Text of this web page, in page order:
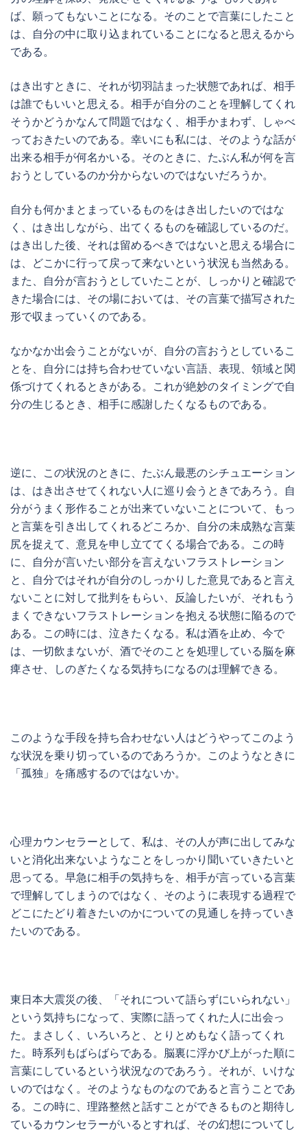
ば、願ってもないことになる。そのことで言葉にしたこと
は、自分の中に取り込まれていることになると思えるから
である。
はき出すときに、それが切羽詰まった状態であれば、相手
は誰でもいいと思える。相手が自分のことを理解してくれ
そうかどうかなんて問題ではなく、相手かまわず、しゃべ
っておきたいのである。幸いにも私には、そのような話が
出来る相手が何名かいる。そのときに、たぶん私が何を言
おうとしているのか分からないのではないだろうか。
自分も何かまとまっているものをはき出したいのではな
く、はき出しながら、出てくるものを確認しているのだ。
はき出した後、それは留めるべきではないと思える場合に
は、どこかに行って戻って来ないという状況も当然ある。
また、自分が言おうとしていたことが、しっかりと確認で
きた場合には、その場においては、その言葉で描写された
形で収まっていくのである。
なかなか出会うことがないが、自分の言おうとしているこ
とを、自分には持ち合わせていない言語、表現、領域と関
係づけてくれるときがある。これが絶妙のタイミングで自
分の生じるとき、相手に感謝したくなるものである。
逆に、この状況のときに、たぶん最悪のシチュエーション
は、はき出させてくれない人に巡り会うときであろう。自
分がうまく形作ることが出来ていないことについて、もっ
と言葉を引き出してくれるどころか、自分の未成熟な言葉
尻を捉えて、意見を申し立ててくる場合である。この時
に、自分が言いたい部分を言えないフラストレーション
と、自分ではそれが自分のしっかりした意見であると言え
ないことに対して批判をもらい、反論したいが、それもう
まくできないフラストレーションを抱える状態に陥るので
ある。この時には、泣きたくなる。私は酒を止め、今で
は、一切飲まないが、酒でそのことを処理している脳を麻
痺させ、しのぎたくなる気持ちになるのは理解できる。
このような手段を持ち合わせない人はどうやってこのよう
な状況を乗り切っているのであろうか。このようなときに
「孤独」を痛感するのではないか。
心理カウンセラーとして、私は、その人が声に出してみな
いと消化出来ないようなことをしっかり聞いていきたいと
思ってる。早急に相手の気持ちを、相手が言っている言葉
で理解してしまうのではなく、そのように表現する過程で
どこにたどり着きたいのかについての見通しを持っていき
たいのである。
東日本大震災の後、「それについて語らずにいられない」
という気持ちになって、実際に語ってくれた人に出会っ
た。まさしく、いろいろと、とりとめもなく語ってくれ
た。時系列もばらばらである。脳裏に浮かび上がった順に
言葉にしているという状況なのであろう。それが、いけな
いのではなく。そのようなものなのであると言うことであ
る。この時に、理路整然と話すことができるものと期待し
ているカウンセラーがいるとすれば、その幻想についてし